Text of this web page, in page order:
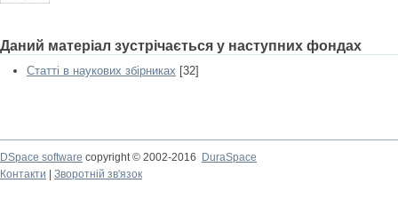
Даний матеріал зустрічається у наступних фондах
Статті в наукових збірниках [32]
DSpace software copyright © 2002-2016
DuraSpace
Контакти
Зворотній зв'язок